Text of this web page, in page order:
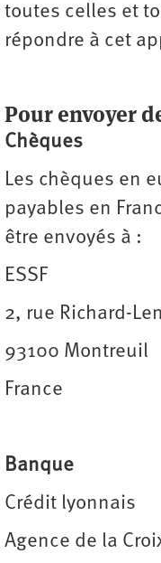
toutes celles et
répondre à cet
Pour envoyer
Chèques
Les chèques en
payables en
être envoyés à :
ESSF
2, rue Richard-
93100 Montreuil
France
Banque
Crédit lyonnais
Agence de la